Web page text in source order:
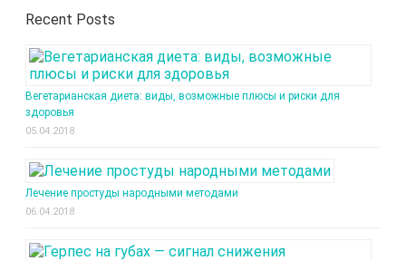
Recent Posts
Вегетарианская диета: виды, возможные плюсы и риски для
здоровья
05.04.2018
Лечение простуды народными методами
06.04.2018